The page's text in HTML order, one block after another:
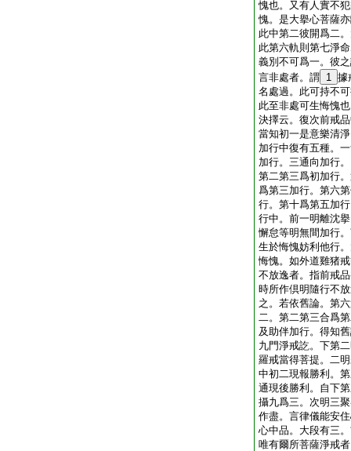
愧也。又有人實不
愧。是大擧心菩薩
此中第二彼開爲二
此第六軌則第七淨
義別不可爲一。彼
言非處者。謂 1 據
名處過。此可持不
此至非處可生悔愧
決擇云。復次前戒
當知初一是意樂清
加行中復有五種。
加行。三通向加行
第二第三爲初加行
爲第三加行。第六
行。第十爲第五加
行中。前一明離沈
懈怠等明無間加行
生於悔愧妨利他行
悔愧。如外道雞猪
不放逸者。指前戒
時所作倶明隨行不
之。若依舊論。第
二。第二第三合爲
及助伴加行。得知
九門淨戒訖。下第
羅戒當得菩提。二
中初二現報勝利。
通現後勝利。自下
攝九爲三。次明三
作盡。言律儀能安
心中品。大段有三
唯有爾所菩薩淨戒